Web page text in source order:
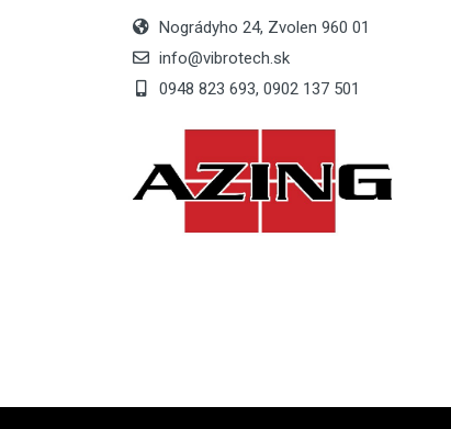
Nográdyho 24, Zvolen 960 01
info@vibrotech.sk
0948 823 693, 0902 137 501